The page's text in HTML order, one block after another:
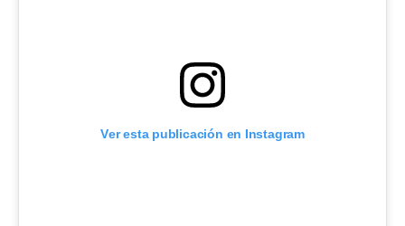
Ver esta publicación en Instagram